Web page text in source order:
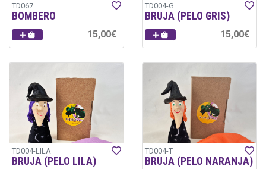
TD067
BOMBERO
15,00€
TD004-G
BRUJA (PELO GRIS)
15,00€
TD004-LILA
BRUJA (PELO LILA)
TD004-T
BRUJA (PELO NARANJA)